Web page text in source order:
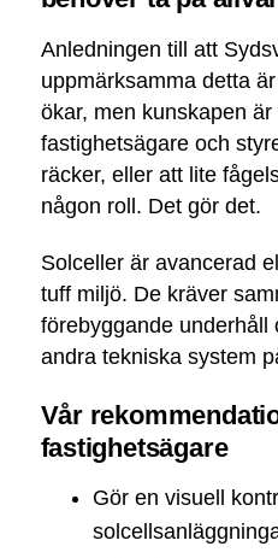
Anledningen till att
uppmärksamma detta
ökar, men kunskapen
fastighetsägare och
räcker, eller att lite
någon roll. Det gör det.
Solceller är avancerad
tuff miljö. De kräver
förebyggande underhåll
andra tekniska system
Vår
fastighetsägare
Gör en visuell